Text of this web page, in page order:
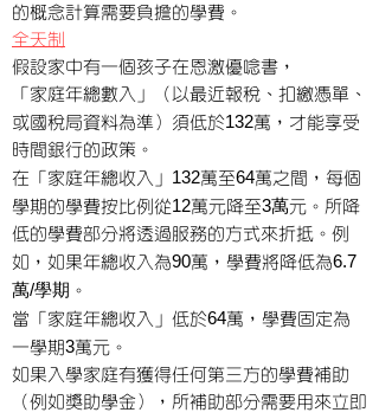
的概念計算需要負擔的學費。
全天制
假設家中有一個孩子在恩激優唸書，
「家庭年總數入」（以最近報稅、扣繳憑單、
或國稅局資料為準）須低於132萬，才能享受
時間銀行的政策。
在「家庭年總收入」 132萬至64萬之間，每個
學期的學費按比例從12萬元降至3萬元。所降
低的學費部分將透過服務的方式來折抵。例
如，如果年總收入為90萬，學費將降低為6.7
萬/學期 。
當「家庭年總收入」低於64萬，學費固定為
一學期3萬元。
如果入學家庭有獲得任何第三方的學費補助
（例如獎助學金），所補助部分需要用來立即